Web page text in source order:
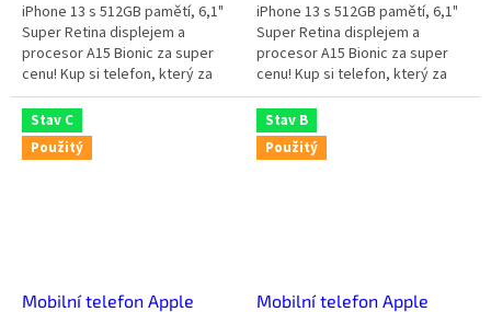
iPhone 13 s 512GB pamětí, 6,1"
Super Retina displejem a
procesor A15 Bionic za super
cenu! Kup si telefon, který za
málo peněz zahraje spoustu
muziky.
iPhone 13 s 512GB pamětí, 6,1"
Super Retina displejem a
procesor A15 Bionic za super
cenu! Kup si telefon, který za
málo peněz zahraje spoustu
muziky.
Stav C
Použitý
Mobilní telefon Apple
Stav B
Použitý
Mobilní telefon Apple